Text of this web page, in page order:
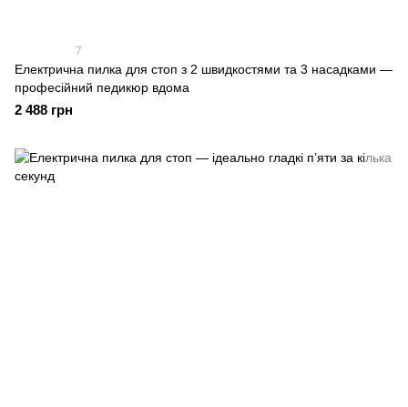
7
Електрична пилка для стоп з 2 швидкостями та 3 насадками —
професійний педикюр вдома
2 488 грн